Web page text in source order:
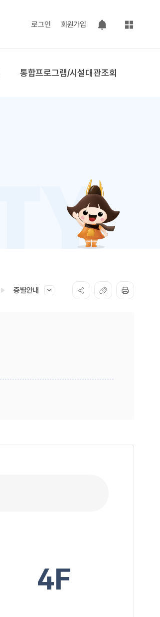
로그인 회원가입
팝업 열기
사이트맵
통합프로그램/시설대관조회
층별안내
4F